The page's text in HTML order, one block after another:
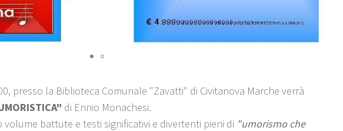
presso la Biblioteca Comunale "Zavatti" di Civitanova Marche verrà
di Ennio Monachesi.
battute e testi significativi e divertenti pieni di "umorismo che